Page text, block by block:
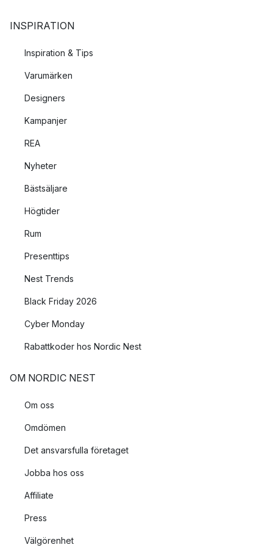
INSPIRATION
Inspiration & Tips
Varumärken
Designers
Kampanjer
REA
Nyheter
Bästsäljare
Högtider
Rum
Presenttips
Nest Trends
Black Friday 2026
Cyber Monday
Rabattkoder hos Nordic Nest
OM NORDIC NEST
Om oss
Omdömen
Det ansvarsfulla företaget
Jobba hos oss
Affiliate
Press
Välgörenhet